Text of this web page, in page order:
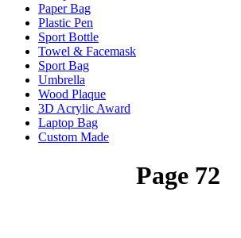
Paper Bag
Plastic Pen
Sport Bottle
Towel & Facemask
Sport Bag
Umbrella
Wood Plaque
3D Acrylic Award
Laptop Bag
Custom Made
Page 72